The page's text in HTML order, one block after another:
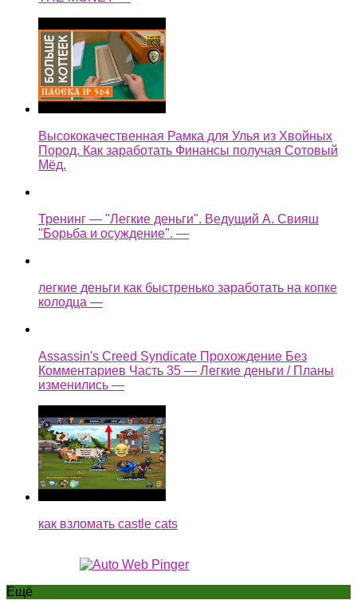
Высококачественная Рамка для Улья из Хвойных
Пород. Как заработать Финансы получая Сотовый
Мёд.
Тренинг — "Легкие деньги". Ведущий А. Свияш
"Борьба и осуждение". —
легкие деньги как быстренько заработать на копке
колодца —
Assassin's Creed Syndicate Прохождение Без
Комментариев Часть 35 — Легкие деньги / Планы
изменились —
как взломать castle cats
Ещё